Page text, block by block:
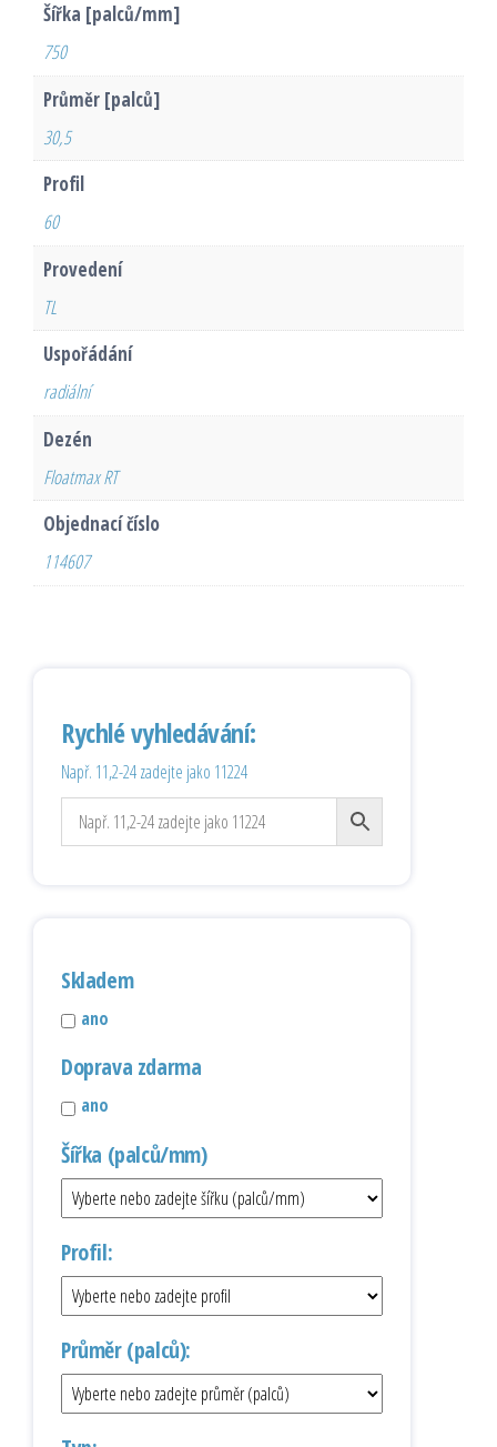
Šířka [palců/mm]
750
Průměr [palců]
30,5
Profil
60
Provedení
TL
Uspořádání
radiální
Dezén
Floatmax RT
Objednací číslo
114607
Rychlé vyhledávání:
Např. 11,2-24 zadejte jako 11224
Skladem
ano
Doprava zdarma
ano
Šířka (palců/mm)
Profil:
Průměr (palců):